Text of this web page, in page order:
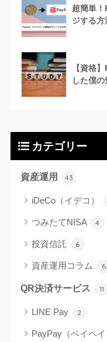
超簡単
ジする方
【資格
した僕
カテゴリー
資産運用 43
iDeCo（イデコ）
つみたてNISA 4
投資信託 6
資産運用コラム 6
QR決済サービス 11
LINE Pay 2
PayPay（ペイペイ